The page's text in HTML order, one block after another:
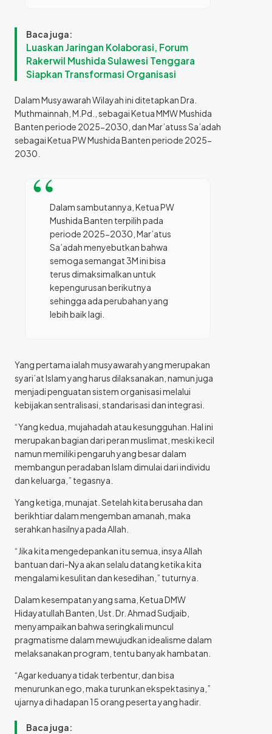
Baca juga:
Luaskan Jaringan Kolaborasi, Forum
Rakerwil Mushida Sulawesi Tenggara
Siapkan Transformasi Organisasi
Dalam Musyawarah Wilayah ini ditetapkan Dra.
Muthmainnah, M.Pd., sebagai Ketua MMW Mushida
Banten periode 2025-2030, dan Mar’atuss Sa’adah
sebagai Ketua PW Mushida Banten periode 2025-
2030.
Dalam sambutannya, Ketua PW
Mushida Banten terpilih pada
periode 2025-2030, Mar’atus
Sa’adah menyebutkan bahwa
semoga semangat 3M ini bisa
terus dimaksimalkan untuk
kepengurusan berikutnya
sehingga ada perubahan yang
lebih baik lagi.
Yang pertama ialah musyawarah yang merupakan
syari’at Islam yang harus dilaksanakan, namun juga
menjadi penguatan sistem organisasi melalui
kebijakan sentralisasi, standarisasi dan integrasi.
“Yang kedua, mujahadah atau kesungguhan. Hal ini
merupakan bagian dari peran muslimat, meski kecil
namun memiliki pengaruh yang besar dalam
membangun peradaban Islam dimulai dari individu
dan keluarga,” tegasnya.
Yang ketiga, munajat. Setelah kita berusaha dan
berikhtiar dalam mengemban amanah, maka
serahkan hasilnya pada Allah.
“Jika kita mengedepankan itu semua, insya Allah
bantuan dari-Nya akan selalu datang ketika kita
mengalami kesulitan dan kesedihan,” tuturnya.
Dalam kesempatan yang sama, Ketua DMW
Hidayatullah Banten, Ust. Dr. Ahmad Sudjaib,
menyampaikan bahwa seringkali muncul
pragmatisme dalam mewujudkan idealisme dalam
melaksanakan program, tentu banyak hambatan.
“Agar keduanya tidak terbentur, dan bisa
menurunkan ego, maka turunkan ekspektasinya,”
ujarnya di hadapan 15 orang peserta yang hadir.
Baca juga: